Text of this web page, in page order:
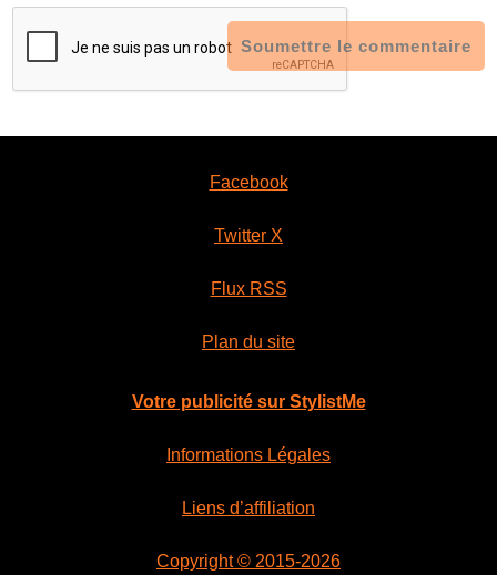
Soumettre le commentaire
Facebook
Twitter X
Flux RSS
Plan du site
Votre publicité sur StylistMe
Informations Légales
Liens d’affiliation
Copyright © 2015-2026